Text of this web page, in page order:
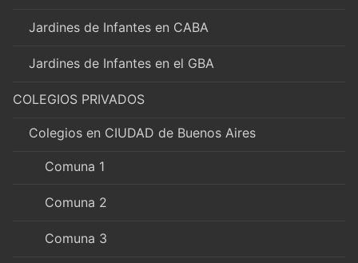
Jardines de Infantes en CABA
Jardines de Infantes en el GBA
COLEGIOS PRIVADOS
Colegios en CIUDAD de Buenos Aires
Comuna 1
Comuna 2
Comuna 3